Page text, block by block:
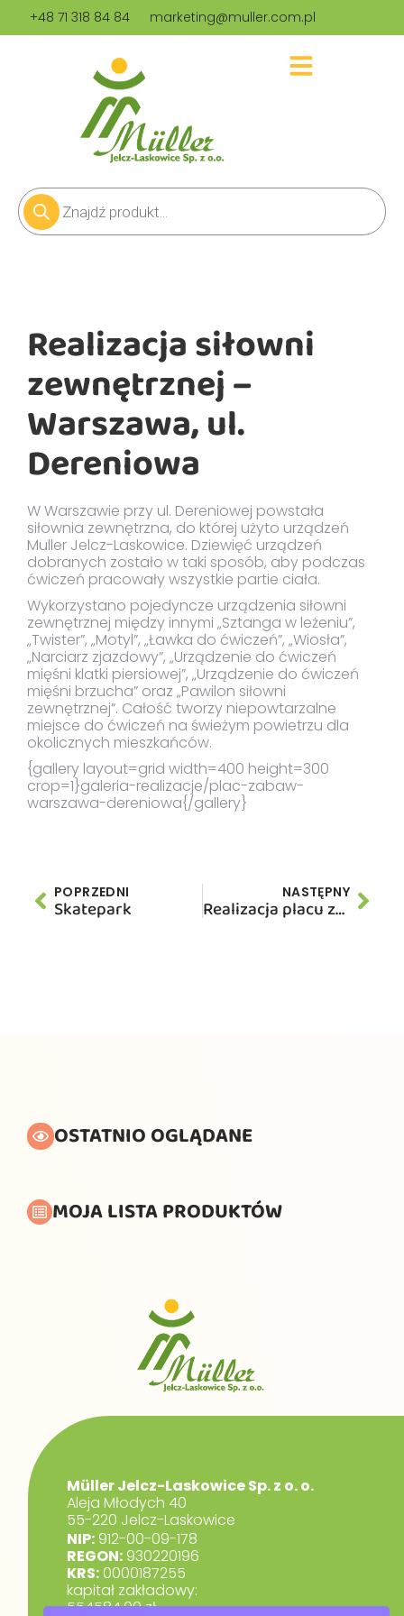
+48 71 318 84 84 marketing@muller.com.pl
Realizacja siłowni
zewnętrznej –
Warszawa, ul.
Dereniowa
W Warszawie przy ul. Dereniowej powstała
siłownia zewnętrzna, do której użyto urządzeń
Muller Jelcz-Laskowice. Dziewięć urządzeń
dobranych zostało w taki sposób, aby podczas
ćwiczeń pracowały wszystkie partie ciała.
Wykorzystano pojedyncze urządzenia siłowni
zewnętrznej między innymi „Sztanga w leżeniu”,
„Twister”, „Motyl”, „Ławka do ćwiczeń”, „Wiosła”,
„Narciarz zjazdowy”, „Urządzenie do ćwiczeń
mięśni klatki piersiowej”, „Urządzenie do ćwiczeń
mięśni brzucha” oraz „Pawilon siłowni
zewnętrznej”. Całość tworzy niepowtarzalne
miejsce do ćwiczeń na świeżym powietrzu dla
okolicznych mieszkańców.
{gallery layout=grid width=400 height=300
crop=1}galeria-realizacje/plac-zabaw-
warszawa-dereniowa{/gallery}
POPRZEDNI
Skatepark
NASTĘPNY
Realizacja placu zabaw – Skokowa, gmina Prusice
OSTATNIO OGLĄDANE
MOJA LISTA PRODUKTÓW
Müller Jelcz-Laskowice Sp. z o. o.
Aleja Młodych 40
55-220 Jelcz-Laskowice
NIP: 912-00-09-178
REGON: 930220196
KRS:0000187255
kapitał zakładowy:
554584,00 zł.